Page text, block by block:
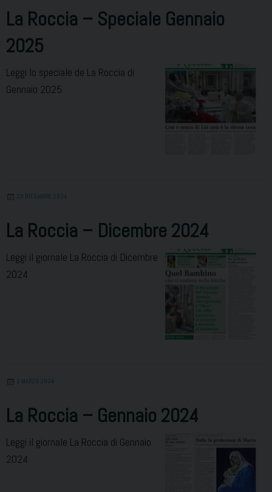
La Roccia – Speciale Gennaio
2025
Leggi lo speciale de La Roccia di
Gennaio 2025
23 DICEMBRE 2024
La Roccia – Dicembre 2024
Leggi il giornale La Roccia di Dicembre
2024
2 MARZO 2024
La Roccia – Gennaio 2024
Leggi il giornale La Roccia di Gennaio
2024